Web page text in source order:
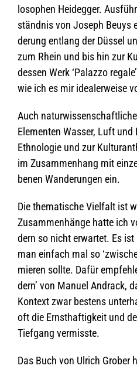
lo­so­phen Heid­eg­ger.
ständ­nis von Joseph Beuys
de­rung ent­lang der Düs­sel
zum Rhein und bis hin zur
des­sen Werk ‘Palazzo
wie ich es mir idea­ler­weise
Auch
Ele­men­ten Was­ser, Luft
Eth­no­lo­gie und zur
im Zusam­men­hang mit
be­nen Wan­de­run­gen ein.
Die the­ma­ti­sche Viel­falt ist
Zusam­men­hänge hatte ich
dern so nicht erwar­tet. Es
man ein­fach mal so
mie­ren sollte. Dafür
dern’ von Manuel Andrack,
Kon­text zwar bes­tens
oft die Ernst­haf­tig­keit und
Tief­gang vermisste.
Das Buch von Ulrich